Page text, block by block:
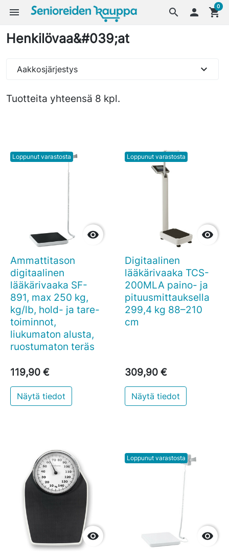
search
menu  shopping_cart
0
Henkilövaa&#039;at
Tuotteita yhteensä 8 kpl.
Aakkosjärjestys expand_more
Loppunut varastosta

Ammattitason
digitaalinen
lääkärivaaka SF-
891, max 250 kg,
kg/lb, hold- ja tare-
toiminnot,
liukumaton alusta,
ruostumaton teräs
119,90 €
Näytä tiedot
Loppunut varastosta

Digitaalinen
lääkärivaaka TCS-
200MLA paino- ja
pituusmittauksella
299,4 kg 88–210
cm
309,90 €
Näytä tiedot

Loppunut varastosta
